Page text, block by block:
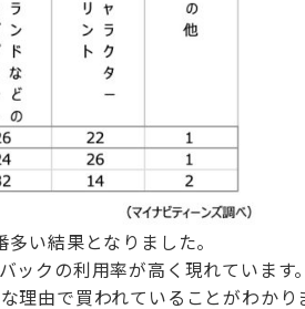
い結果となりました。
ックの利用率が高く現れています
理由で買われていることがわかり